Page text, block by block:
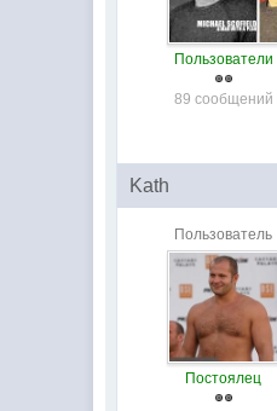
Пользователи
89 сообщений
Kath
Пользователь
Постоялец